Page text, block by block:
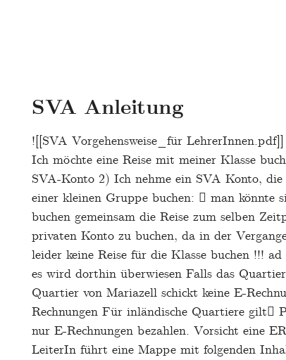
SVA Anleitung
![[SVA Vorgehensweise_für LehrerInnen.pdf]]
Ich möchte eine Reise mit meiner Klasse
SVA-Konto 2) Ich nehme ein SVA Konto,
einer kleinen Gruppe buchen:  man könnte
buchen gemeinsam die Reise zum selben
privaten Konto zu buchen, da in der
leider keine Reise für die Klasse buchen !!!
es wird dorthin überwiesen Falls das
Quartier von Mariazell schickt keine E-
Rechnungen Für inländische Quartiere gilt
nur E-Rechnungen bezahlen. Vorsicht eine
LeiterIn führt eine Mappe mit folgenden